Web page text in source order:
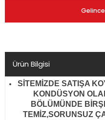
Ürün Bilgisi
SİTEMİZDE SATIŞA
KONDÜSYON
BÖLÜMÜNDE
TEMİZ,SORUNSUZ